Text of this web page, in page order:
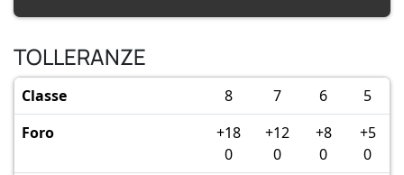
TOLLERANZE
Classe 8 7 6
5
Foro
+18
0
+12
0
+8
0
+5
0